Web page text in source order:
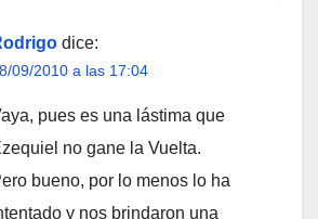
dice:
09/2010 a las 17:04
pues es una lástima que
no gane la Vuelta.
bueno, por lo menos lo ha
y nos brindaron una